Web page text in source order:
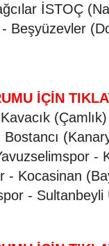
İSTOÇ
Beşyüzevler
İÇİN
(Çamlık)
-
- Kocasinan
-